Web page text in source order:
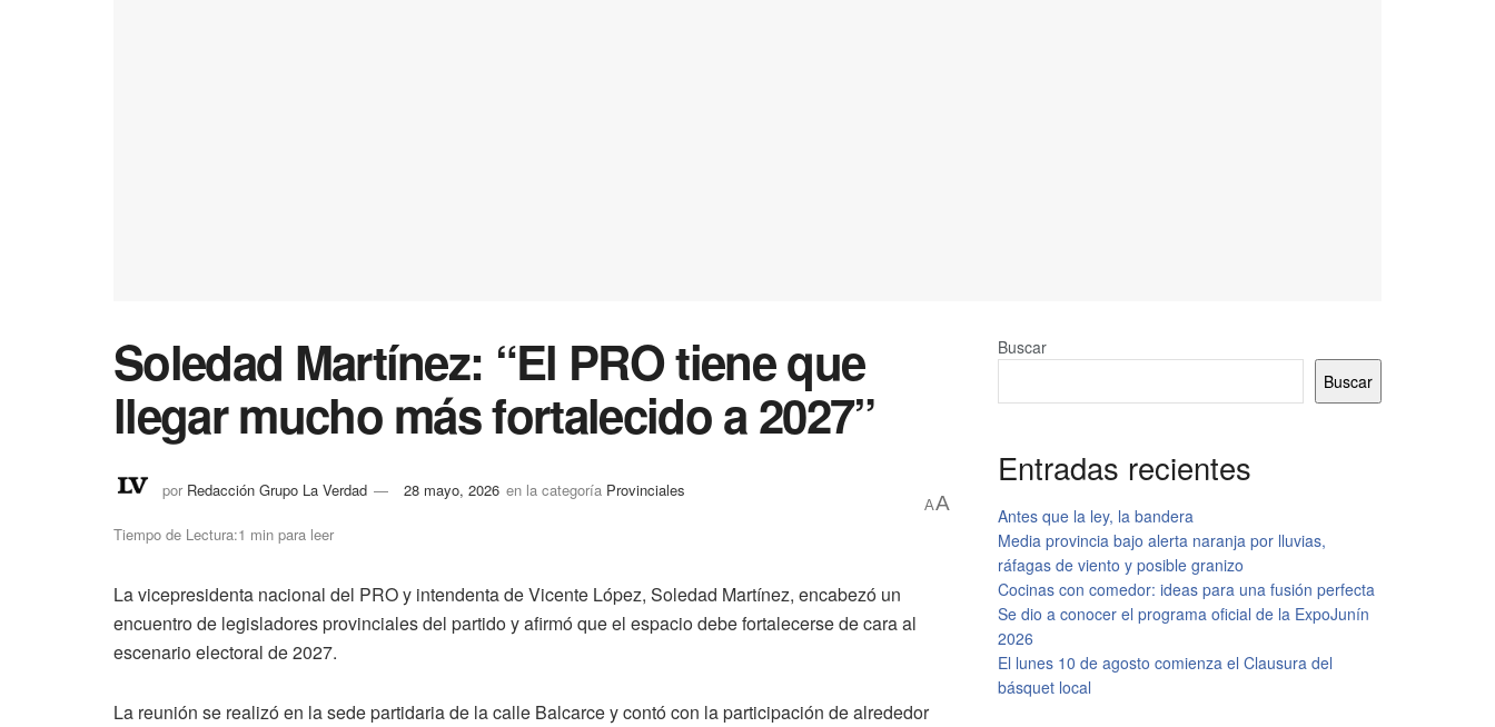
Soledad Martínez: “El PRO tiene que
llegar mucho más fortalecido a 2027”
por Redacción Grupo La Verdad 28 mayo, 2026 en la categoría Provinciales
Tiempo de Lectura:1 min para leer
AA
La vicepresidenta nacional del PRO y intendenta de Vicente López, Soledad Martínez, encabezó un
encuentro de legisladores provinciales del partido y afirmó que el espacio debe fortalecerse de cara al
escenario electoral de 2027.
La reunión se realizó en la sede partidaria de la calle Balcarce y contó con la participación de alrededor
Buscar
Buscar
Entradas recientes
Antes que la ley, la bandera
Media provincia bajo alerta naranja por lluvias,
ráfagas de viento y posible granizo
Cocinas con comedor: ideas para una fusión perfecta
Se dio a conocer el programa oficial de la ExpoJunín
2026
El lunes 10 de agosto comienza el Clausura del
básquet local